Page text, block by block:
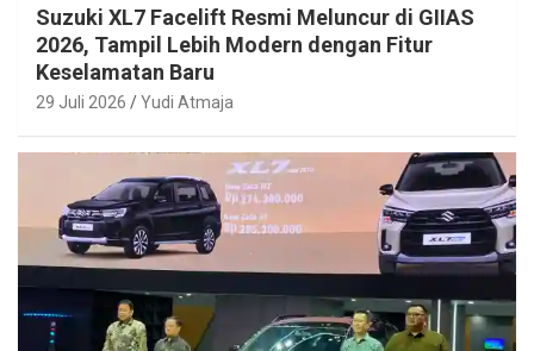
Suzuki XL7 Facelift Resmi Meluncur di GIIAS
2026, Tampil Lebih Modern dengan Fitur
Keselamatan Baru
29 Juli 2026 Yudi Atmaja